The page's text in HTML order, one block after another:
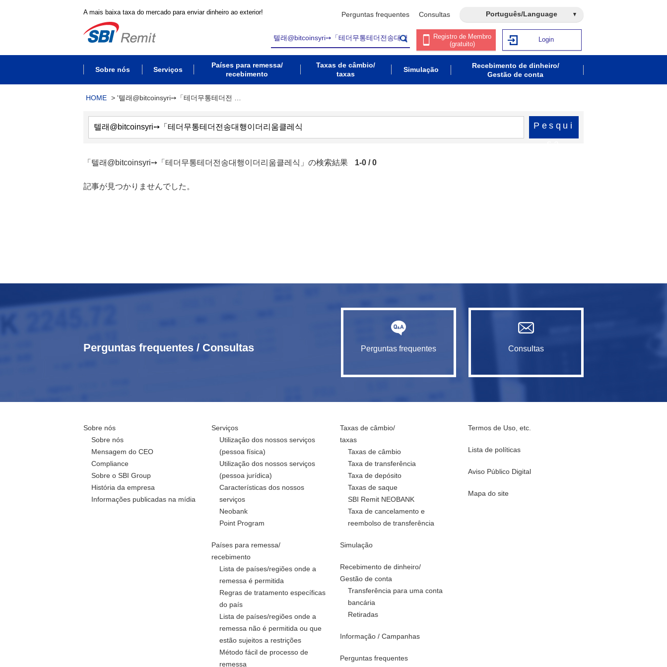
A mais baixa taxa do mercado para enviar dinheiro ao exterior! Perguntas frequentes Consultas Português/Language
Registro de Membro
(gratuito)
Login
Sobre nós Serviços
Países para remessa/
recebimento
Taxas de câmbio/
taxas
Simulação
Recebimento de dinheiro/
Gestão de conta
HOME > '텔래@bitcoinsyri➙「테더무통테더전 …
Pesqui
「텔래@bitcoinsyri➙「테더무통테더전송대행이더리움클레식」の検索結果 1-0 / 0
記事が見つかりませんでした。
Perguntas frequentes / Consultas Perguntas frequentes Consultas
Sobre nós
Sobre nós
Mensagem do CEO
Compliance
Sobre o SBI Group
História da empresa
Informações publicadas na mídia
Serviços
Utilização dos nossos serviços
(pessoa física)
Utilização dos nossos serviços
(pessoa jurídica)
Características dos nossos
serviços
Neobank
Point Program
Países para remessa/
recebimento
Lista de países/regiões onde a
remessa é permitida
Regras de tratamento específicas
do país
Lista de países/regiões onde a
remessa não é permitida ou que
estão sujeitos a restrições
Método fácil de processo de
remessa
Taxas de câmbio/
taxas
Taxas de câmbio
Taxa de transferência
Taxa de depósito
Taxas de saque
SBI Remit NEOBANK
Taxa de cancelamento e
reembolso de transferência
Simulação
Recebimento de dinheiro/
Gestão de conta
Transferência para uma conta
bancária
Retiradas
Informação / Campanhas
Perguntas frequentes
Termos de Uso, etc.
Lista de políticas
Aviso Público Digital
Mapa do site